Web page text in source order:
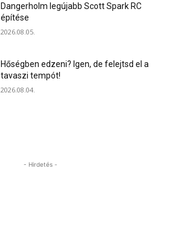
Dangerholm legújabb Scott Spark RC
építése
2026.08.05.
Hőségben edzeni? Igen, de felejtsd el a
tavaszi tempót!
2026.08.04.
- Hirdetés -